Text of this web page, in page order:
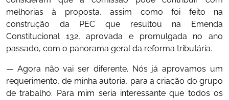
melhorias à proposta, assim como foi feito na
construção da PEC que resultou na Emenda
Constitucional 132, aprovada e promulgada no ano
passado, com o panorama geral da reforma tributária.
— Agora não vai ser diferente. Nós já aprovamos um
requerimento, de minha autoria, para a criação do grupo
de trabalho. Para mim seria interessante que todos os